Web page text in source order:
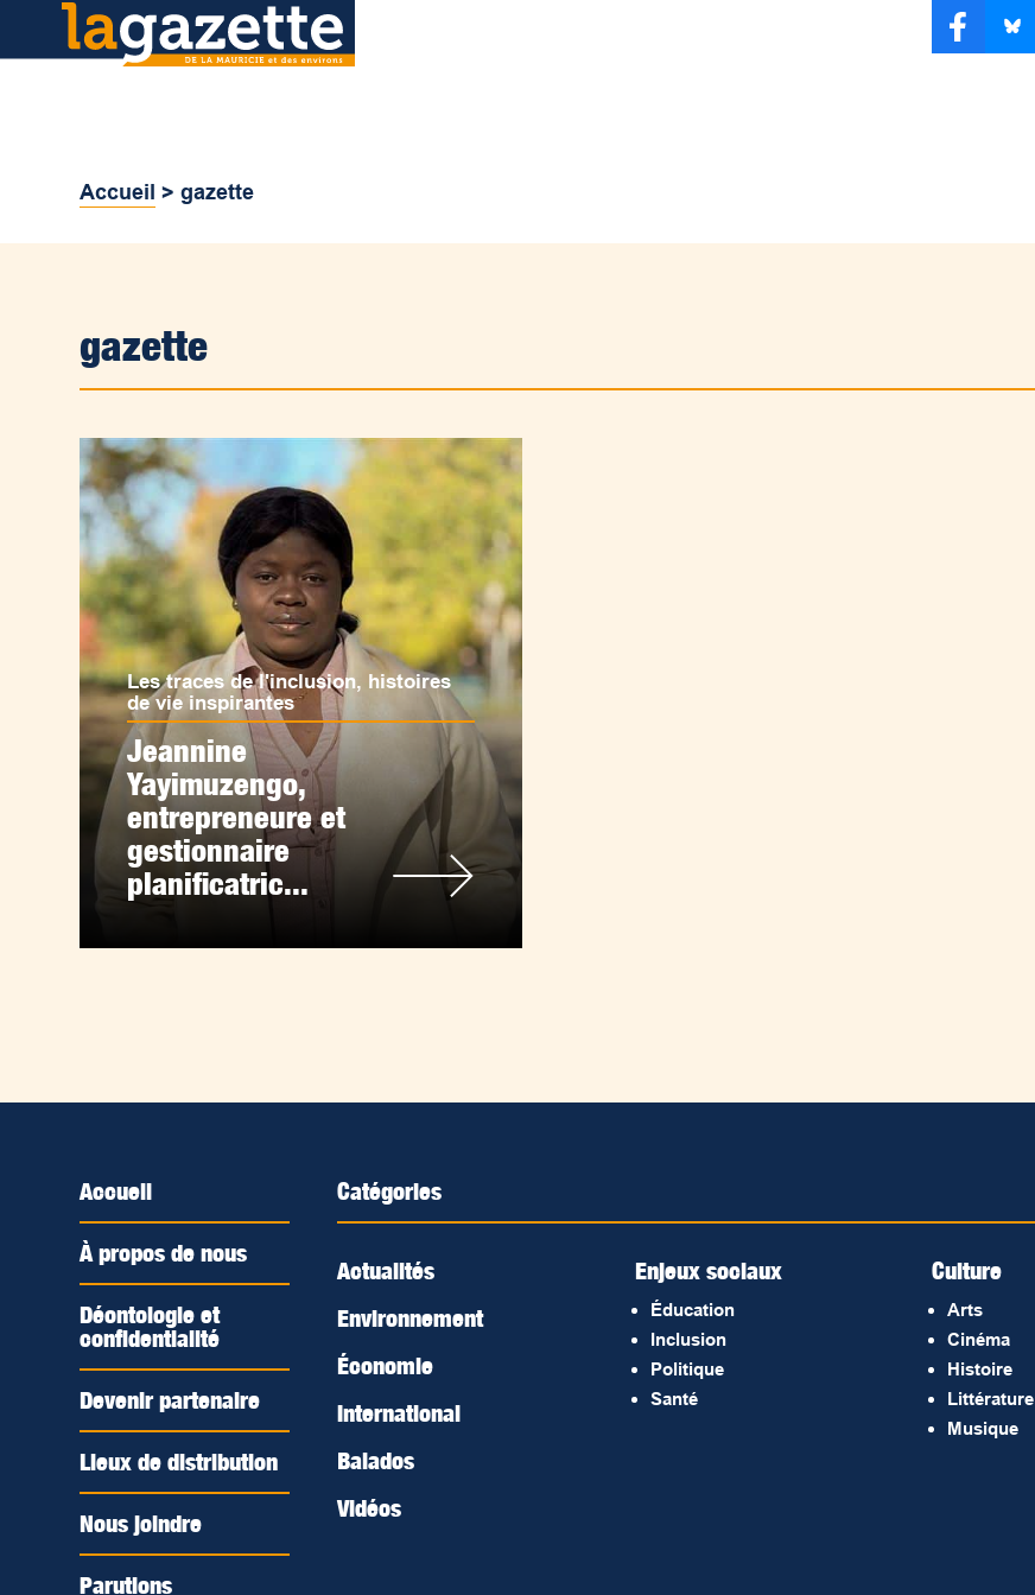
Accueil >gazette
gazette
Les traces de l'inclusion, histoires
de vie inspirantes
Jeannine
Yayimuzengo,
entrepreneure et
gestionnaire
planificatric...
Accueil
À propos de nous
Déontologie et
confidentialité
Devenir partenaire
Lieux de distribution
Nous joindre
Parutions
Catégories
Actualités
Environnement
Économie
International
Balados
Vidéos
Enjeux sociaux
Éducation
Inclusion
Politique
Santé
Culture
Arts
Cinéma
Histoire
Littérature
Musique